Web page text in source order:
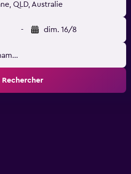
QLD, Australie
- dim. 16/8
Rechercher